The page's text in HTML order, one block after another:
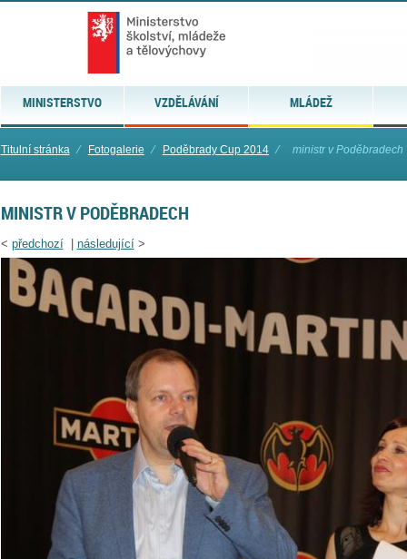
MINISTERSTVO VZDĚLÁVÁNÍ MLÁDEŽ
Titulní stránka ⁄ Fotogalerie ⁄ Poděbrady Cup 2014 ⁄ ministr v Poděbradech
MINISTR V PODĚBRADECH
< předchozí| následující>